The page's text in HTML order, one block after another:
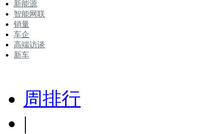
新能源
智能网联
销量
车企
高端访谈
新车
周排行
|